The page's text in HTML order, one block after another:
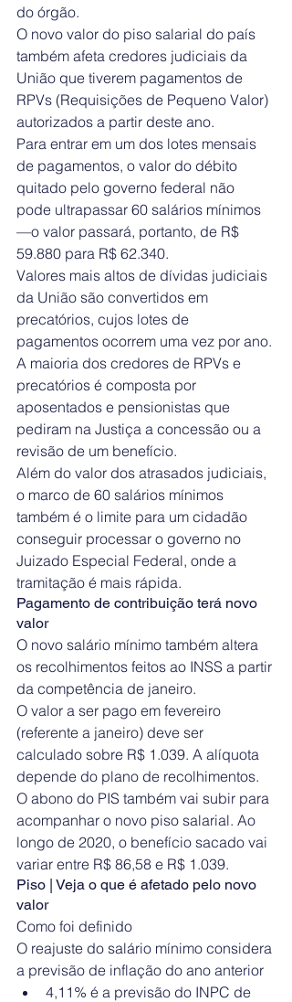
do órgão.
O novo valor do piso salarial do país
também afeta credores judiciais da
União que tiverem pagamentos de
RPVs (Requisições de Pequeno Valor)
autorizados a partir deste ano.
Para entrar em um dos lotes mensais
de pagamentos, o valor do débito
quitado pelo governo federal não
pode ultrapassar 60 salários mínimos
—o valor passará, portanto, de R$
59.880 para R$ 62.340.
Valores mais altos de dívidas judiciais
da União são convertidos em
precatórios, cujos lotes de
pagamentos ocorrem uma vez por ano.
A maioria dos credores de RPVs e
precatórios é composta por
aposentados e pensionistas que
pediram na Justiça a concessão ou a
revisão de um benefício.
Além do valor dos atrasados judiciais,
o marco de 60 salários mínimos
também é o limite para um cidadão
conseguir processar o governo no
Juizado Especial Federal, onde a
tramitação é mais rápida.
Pagamento de contribuição terá novo
valor
O novo salário mínimo também altera
os recolhimentos feitos ao INSS a partir
da competência de janeiro.
O valor a ser pago em fevereiro
(referente a janeiro) deve ser
calculado sobre R$ 1.039. A alíquota
depende do plano de recolhimentos.
O abono do PIS também vai subir para
acompanhar o novo piso salarial. Ao
longo de 2020, o benefício sacado vai
variar entre R$ 86,58 e R$ 1.039.
Piso | Veja o que é afetado pelo novo
valor
Como foi definido
O reajuste do salário mínimo considera
a previsão de inflação do ano anterior
4,11% é a previsão do INPC de